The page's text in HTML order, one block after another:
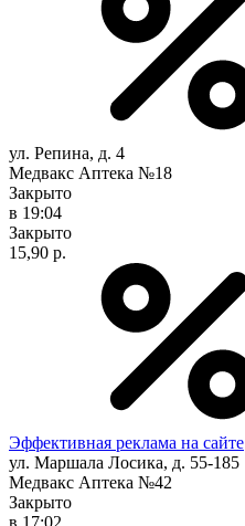
ул. Репина, д. 4
Медвакс Аптека №18
Закрыто
в 19:04
Закрыто
15,90 р.
Эффективная реклама на сайте
ул. Маршала Лосика, д. 55-185
Медвакс Аптека №42
Закрыто
в 17:02